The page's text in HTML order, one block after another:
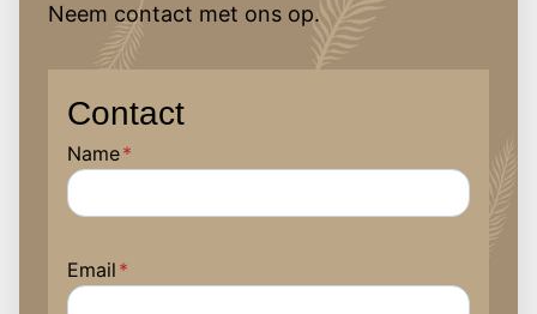
Neem contact met ons op.
Contact
Name*
Email *